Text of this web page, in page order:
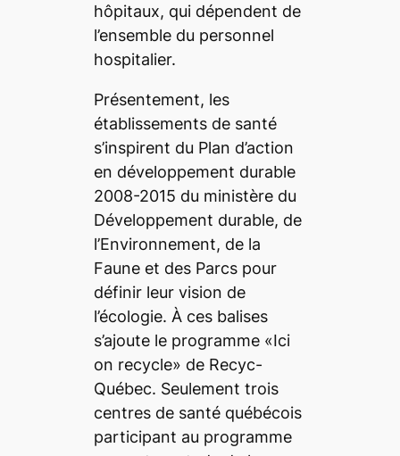
hôpitaux, qui dépendent de
l’ensemble du personnel
hospitalier.
Présentement, les
établissements de santé
s’inspirent du Plan d’action
en développement durable
2008-2015 du ministère du
Développement durable, de
l’Environnement, de la
Faune et des Parcs pour
définir leur vision de
l’écologie. À ces balises
s’ajoute le programme «Ici
on recycle» de Recyc-
Québec. Seulement trois
centres de santé québécois
participant au programme